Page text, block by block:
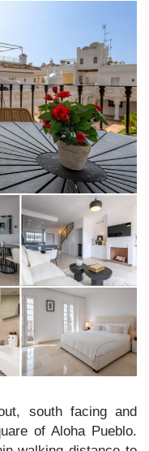
south facing and
of Aloha Pueblo.